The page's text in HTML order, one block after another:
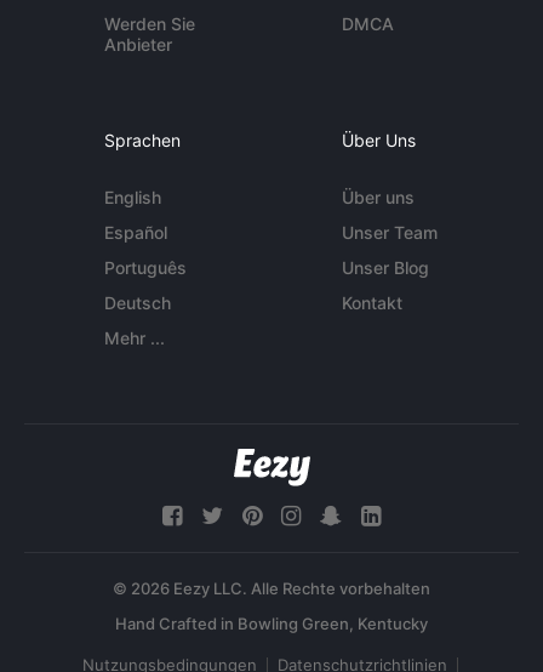
Werden Sie
Anbieter
DMCA
Sprachen
English
Español
Português
Deutsch
Mehr ...
Über Uns
Über uns
Unser Team
Unser Blog
Kontakt
© 2026 Eezy LLC. Alle Rechte vorbehalten
Nutzungsbedingungen Datenschutzrichtlinien